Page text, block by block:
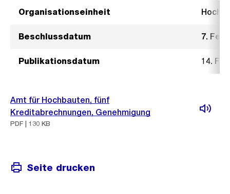
Organisationseinheit
Beschlussdatum 7.
Publikationsdatum 14.
Amt für Hochbauten, fünf
Kreditabrechnungen, Genehmigung
PDF | 130 KB
Seite drucken